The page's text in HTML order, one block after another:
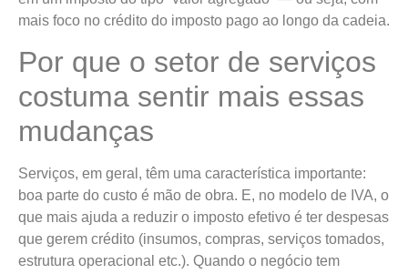
mais foco no crédito do imposto pago ao longo da cadeia.
Por que o setor de serviços
costuma sentir mais essas
mudanças
Serviços, em geral, têm uma característica importante:
boa parte do custo é mão de obra. E, no modelo de IVA, o
que mais ajuda a reduzir o imposto efetivo é ter despesas
que gerem crédito (insumos, compras, serviços tomados,
estrutura operacional etc.). Quando o negócio tem